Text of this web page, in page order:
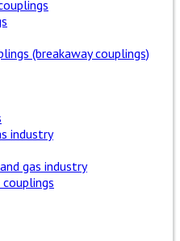
(breakaway couplings)
industry
gas industry